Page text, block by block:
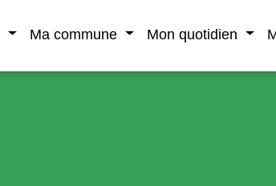
Ma commune Mon quotidien